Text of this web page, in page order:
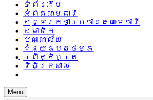
ទំព័រដើម
អំពីគណៈមេធាវី
សុន្ទរកថាប្រធានគណៈមេធាវី
សមាជិក
បណ្ណាល័យ
ជំនួយឧបត្ថម្ភ
ព្រឹត្តិបត្រ
វិចិត្រសាល
Menu